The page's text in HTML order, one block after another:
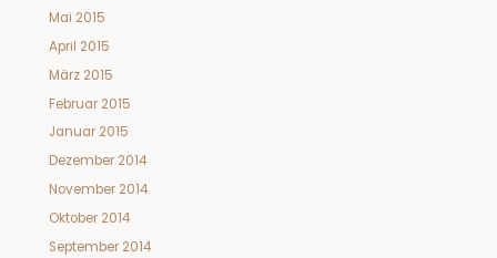
Mai 2015
April 2015
März 2015
Februar 2015
Januar 2015
Dezember 2014
November 2014
Oktober 2014
September 2014